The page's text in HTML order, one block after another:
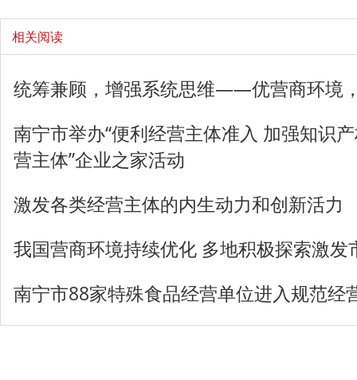
相关阅读
统筹兼顾，增强系统思维——优营商环境
南宁市举办“便利经营主体准入 加强知识
营主体”企业之家活动
激发各类经营主体的内生动力和创新活力
我国营商环境持续优化 多地积极探索激发
南宁市88家特殊食品经营单位进入规范经